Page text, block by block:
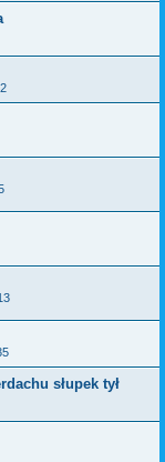
słupek tył